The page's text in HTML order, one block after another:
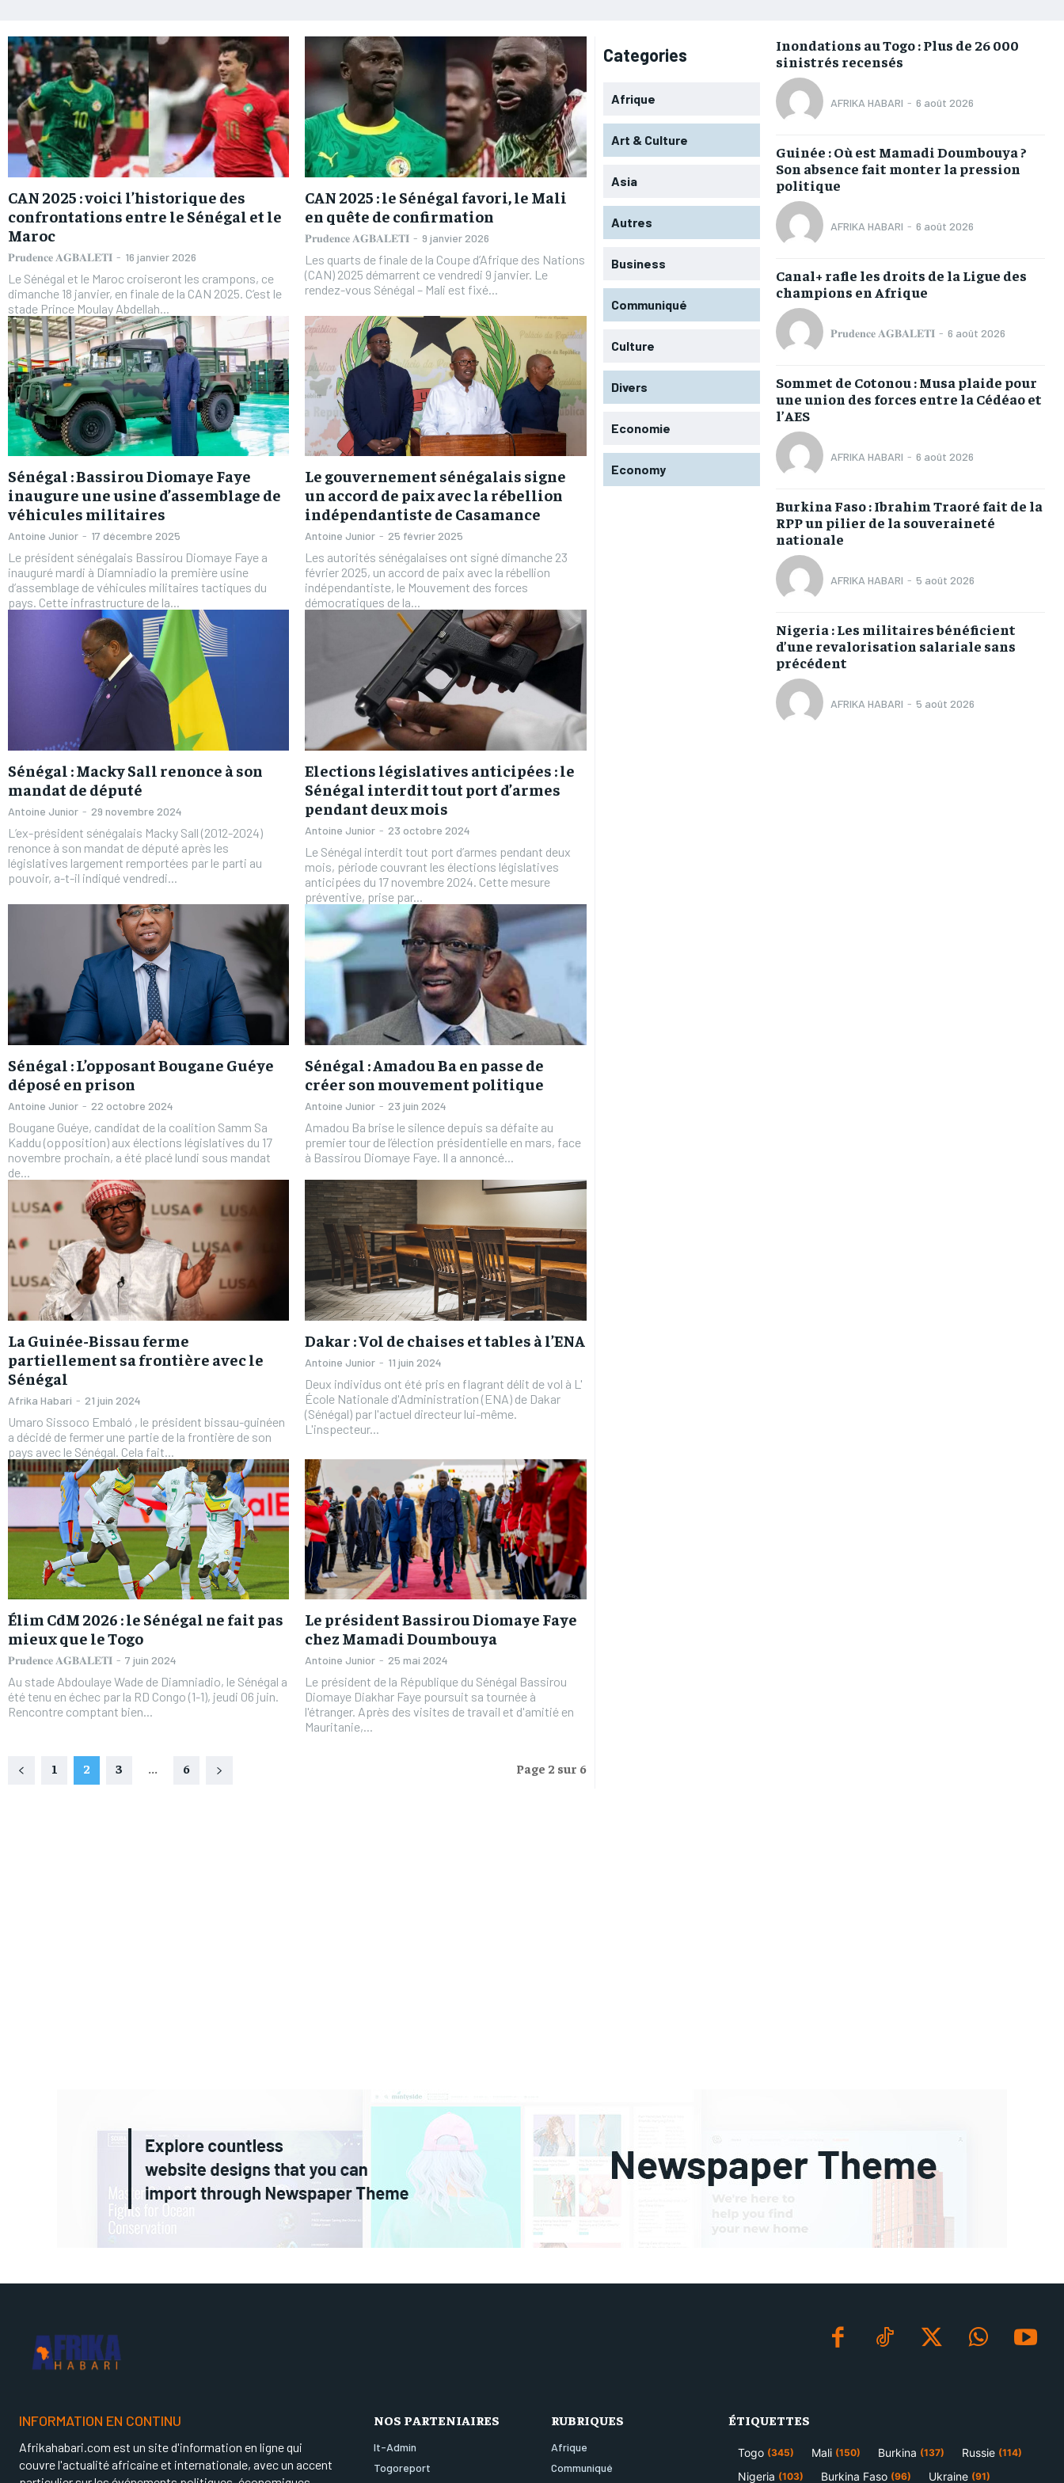
AFRIQUE
COMMUNIQUÉ
CULTURE
ECONOMIE
MONDE
OPPORTUNITÉ
PARTENAIRES
IT-ADMIN
TOGOREPORT
TOGOREGARD
LOMEBOUGEINFO
NOUVELLE D’AFRIQUE
228FOOT
ACTU LOMÉ
FOREVER
/ forever
Sign up with just an email address and you
get access to this tier instantly.
RECOMMENDED
1-YEAR
Pay now and you get access to exclusive
news and articles for a whole year.
FOREVER
/ forever
Sign up with just an email address and you
get access to this tier instantly.
RECOMMENDED
1-YEAR
Pay now and you get access to exclusive
news and articles for a whole year.
AFRIQUE
COMMUNIQUÉ
CULTURE
ECONOMIE
MONDE
OPPORTUNITÉ
PARTENAIRES
IT-ADMIN
TOGOREPORT
TOGOREGARD
LOMEBOUGEINFO
NOUVELLE D’AFRIQUE
228FOOT
ACTU LOMÉ
AFRIQUE
COMMUNIQUÉ
CULTURE
ECONOMIE
MONDE
OPPORTUNITÉ
PARTENAIRES
IT-ADMIN
TOGOREPORT
TOGOREGARD
LOMEBOUGEINFO
NOUVELLE D’AFRIQUE
228FOOT
ACTU LOMÉ
AFRIQUE
COMMUNIQUÉ
CULTURE
ECONOMIE
MONDE
OPPORTUNITÉ
PARTENAIRES
IT-ADMIN
TOGOREPORT
TOGOREGARD
LOMEBOUGEINFO
NOUVELLE D’AFRIQUE
228FOOT
ACTU LOMÉ
CAN 2025 : voici l’historique des
confrontations entre le Sénégal et le
Maroc
𝐏𝐫𝐮𝐝𝐞𝐧𝐜𝐞 𝐀𝐆𝐁𝐀𝐋𝐄𝐓𝐈 - 16 janvier 2026
Le Sénégal et le Maroc croiseront les crampons, ce
dimanche 18 janvier, en finale de la CAN 2025. C’est le
stade Prince Moulay Abdellah...
CAN 2025 : le Sénégal favori, le Mali
en quête de confirmation
𝐏𝐫𝐮𝐝𝐞𝐧𝐜𝐞 𝐀𝐆𝐁𝐀𝐋𝐄𝐓𝐈 - 9 janvier 2026
Les quarts de finale de la Coupe d’Afrique des Nations
(CAN) 2025 démarrent ce vendredi 9 janvier. Le
rendez-vous Sénégal – Mali est fixé...
Sénégal : Bassirou Diomaye Faye
inaugure une usine d’assemblage de
véhicules militaires
Antoine Junior - 17 décembre 2025
Le président sénégalais Bassirou Diomaye Faye a
inauguré mardi à Diamniadio la première usine
d’assemblage de véhicules militaires tactiques du
pays. Cette infrastructure de la...
Le gouvernement sénégalais signe
un accord de paix avec la rébellion
indépendantiste de Casamance
Antoine Junior - 25 février 2025
Les autorités sénégalaises ont signé dimanche 23
février 2025, un accord de paix avec la rébellion
indépendantiste, le Mouvement des forces
démocratiques de la...
Sénégal : Macky Sall renonce à son
mandat de député
Antoine Junior - 29 novembre 2024
L’ex-président sénégalais Macky Sall (2012-2024)
renonce à son mandat de député après les
législatives largement remportées par le parti au
pouvoir, a-t-il indiqué vendredi...
Elections législatives anticipées : le
Sénégal interdit tout port d’armes
pendant deux mois
Antoine Junior - 23 octobre 2024
Le Sénégal interdit tout port d’armes pendant deux
mois, période couvrant les élections législatives
anticipées du 17 novembre 2024. Cette mesure
préventive, prise par...
Sénégal : L’opposant Bougane Guéye
déposé en prison
Antoine Junior - 22 octobre 2024
Bougane Guéye, candidat de la coalition Samm Sa
Kaddu (opposition) aux élections législatives du 17
novembre prochain, a été placé lundi sous mandat
de...
Sénégal : Amadou Ba en passe de
créer son mouvement politique
Antoine Junior - 23 juin 2024
Amadou Ba brise le silence depuis sa défaite au
premier tour de l’élection présidentielle en mars, face
à Bassirou Diomaye Faye. Il a annoncé...
La Guinée-Bissau ferme
partiellement sa frontière avec le
Sénégal
Afrika Habari - 21 juin 2024
Umaro Sissoco Embaló , le président bissau-guinéen
a décidé de fermer une partie de la frontière de son
pays avec le Sénégal. Cela fait...
Dakar : Vol de chaises et tables à l’ENA
Antoine Junior - 11 juin 2024
Deux individus ont été pris en flagrant délit de vol à L'
École Nationale d'Administration (ENA) de Dakar
(Sénégal) par l'actuel directeur lui-même.
L'inspecteur...
Élim CdM 2026 : le Sénégal ne fait pas
mieux que le Togo
𝐏𝐫𝐮𝐝𝐞𝐧𝐜𝐞 𝐀𝐆𝐁𝐀𝐋𝐄𝐓𝐈 - 7 juin 2024
Au stade Abdoulaye Wade de Diamniadio, le Sénégal a
été tenu en échec par la RD Congo (1-1), jeudi 06 juin.
Rencontre comptant bien...
Le président Bassirou Diomaye Faye
chez Mamadi Doumbouya
Antoine Junior - 25 mai 2024
Le président de la République du Sénégal Bassirou
Diomaye Diakhar Faye poursuit sa tournée à
l'étranger. Après des visites de travail et d'amitié en
Mauritanie,...
1 2 3 ... 6 Page 2 sur 6
Categories
Afrique
Art & Culture
Asia
Autres
Business
Communiqué
Culture
Divers
Economie
Economy
Inondations au Togo : Plus de 26 000
sinistrés recensés
AFRIKA HABARI - 6 août 2026
Guinée : Où est Mamadi Doumbouya ?
Son absence fait monter la pression
politique
AFRIKA HABARI - 6 août 2026
Canal+ rafle les droits de la Ligue des
champions en Afrique
𝐏𝐫𝐮𝐝𝐞𝐧𝐜𝐞 𝐀𝐆𝐁𝐀𝐋𝐄𝐓𝐈 - 6 août 2026
Sommet de Cotonou : Musa plaide pour
une union des forces entre la Cédéao et
l’AES
AFRIKA HABARI - 6 août 2026
Burkina Faso : Ibrahim Traoré fait de la
RPP un pilier de la souveraineté
nationale
AFRIKA HABARI - 5 août 2026
Nigeria : Les militaires bénéficient
d’une revalorisation salariale sans
précédent
AFRIKA HABARI - 5 août 2026
INFORMATION EN CONTINU
Afrikahabari.com est un site d'information en ligne qui
couvre l'actualité africaine et internationale, avec un accent
NOS PARTENIAIRES
It-Admin
Togoreport
RUBRIQUES
Afrique
Communiqué
ÉTIQUETTES
Togo (345) Mali (150) Burkina (137) Russie (114)
Nigeria (103) Burkina Faso (96) Ukraine (91)